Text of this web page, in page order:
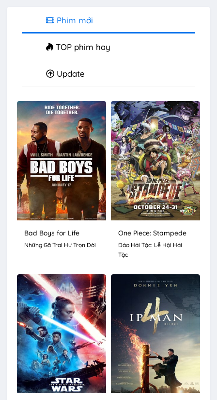
Phim mới
TOP phim hay
Update
Bad Boys for Life
Những Gã Trai Hư Trọn Đời
One Piece: Stampede
Đảo Hải Tặc: Lễ Hội Hải
Tặc